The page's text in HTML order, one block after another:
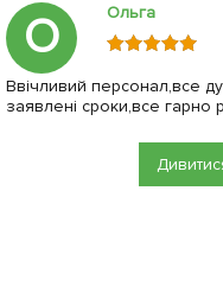
О Ольга
Ввічливий персонал,все
заявлені сроки,все гарно